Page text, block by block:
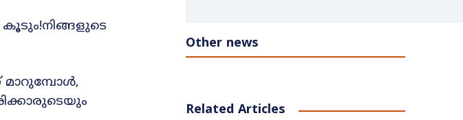
കൂടും!നിങ്ങളുടെ
മാറുമ്പോൾ,
Other news
Related Articles